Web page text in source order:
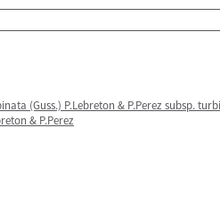
(Guss.) P.Lebreton & P.Perez subsp.
& P.Perez